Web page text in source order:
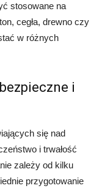
stosowane na
cegła, drewno czy
w różnych
i
się nad
i trwałość
zależy od kilku
przygotowanie